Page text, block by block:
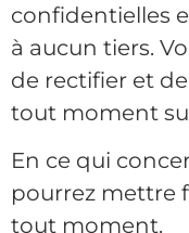
confidentielles
à aucun tiers.
de rectifier et
tout moment
En ce qui
pourrez mettre
tout moment.